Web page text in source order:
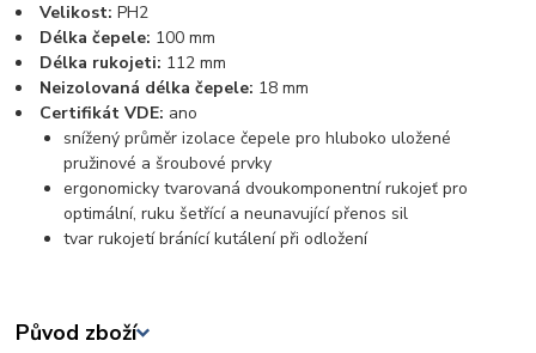
Velikost:PH2
Délka čepele: 100 mm
Délka rukojeti: 112 mm
Neizolovaná délka čepele: 18 mm
Certifikát VDE: ano
snížený průměr izolace čepele pro hluboko uložené
pružinové a šroubové prvky
ergonomicky tvarovaná dvoukomponentní rukojeť pro
optimální, ruku šetřící a neunavující přenos sil
tvar rukojetí bránící kutálení při odložení
Původ zboží